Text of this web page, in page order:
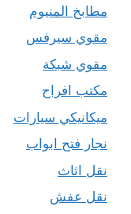
مطابخ المنيوم
مقوي سيرفس
مقوي شبكة
مكتب افراح
ميكانيكي سيارات
نجار فتح ابواب
نقل اثاث
نقل عفش